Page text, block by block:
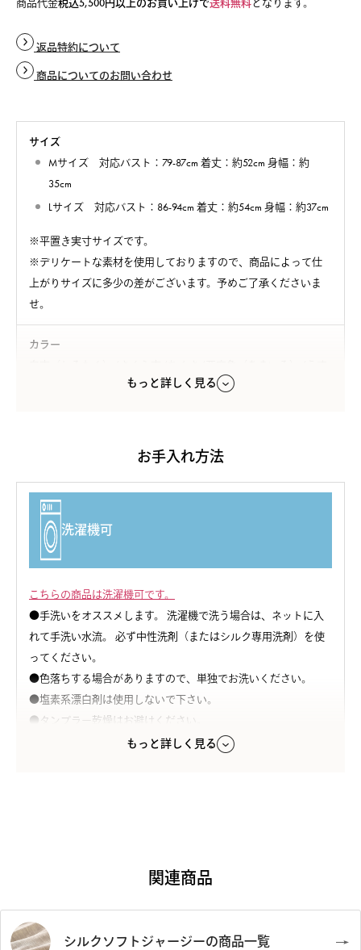
商品代金税込5,500円以上のお買い上げで送料無料となります。
返品特約について
商品についてのお問い合わせ
サイズ
Mサイズ 対応バスト：79-87cm 着丈：約52cm 身幅：約
35cm
Lサイズ 対応バスト：86-94cm 着丈：約54cm 身幅：約37cm
※平置き実寸サイズです。
※デリケートな素材を使用しておりますので、商品によって仕
上がりサイズに多少の差がございます。予めご了承くださいま
せ。
カラー
シルク95％、ポリウレタン5%
日本製
注意点
※天然繊維の性質上、お洗濯の際にどうしても縮みが起こる可
能性がございます。何卒ご了承下さいませ。また、大変デリケー
トな素材ですので、お取り扱いには十分ご配慮下さいますよう
お願い申し上げます。
※パッドのシワ・へこみが理由での返品交換はお受けできませ
ん。
もっと詳しく見る
お手入れ方法
洗濯機可
こちらの商品は洗濯機可です。
●手洗いをオススメします。 洗濯機で洗う場合は、ネットに入
れて手洗い水流。 必ず中性洗剤（またはシルク専用洗剤）を使
ってください。
●色落ちする場合がありますので、単独でお洗いください。
●塩素系漂白剤は使用しないで下さい。
●タンブラー乾燥はお避けください。
●直射日光は厳禁。日陰で吊り干しをして下さい。
もっと詳しく見る
関連商品
シルクソフトジャージーの商品一覧